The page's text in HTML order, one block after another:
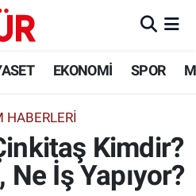
EKONOMİ SPOR
HABERLERI
Kimdir?
Ne İş Yapıyor?
Haritası